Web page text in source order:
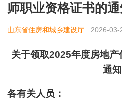
师职业资格证书的
山东省住房和城乡建设厅 2026-03-
关于领取2025年度房地
通知
各有关人员：